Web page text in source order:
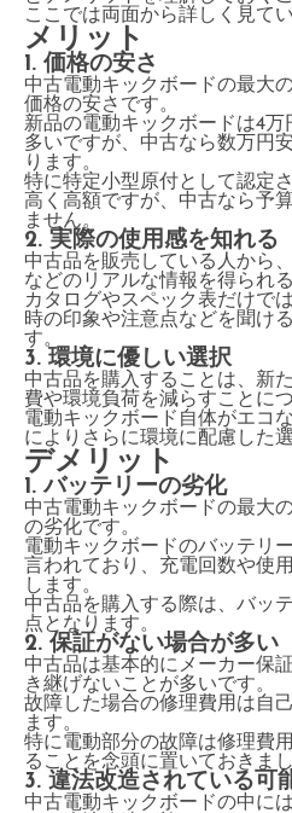
ここでは両面から詳しく見て
メリット
1. 価格の安さ
中古電動キックボードの最大
価格の安さです。
新品の電動キックボードは4万
多いですが、中古なら数万円
ります。
特に特定小型原付として認定
高く高額ですが、中古なら予
ません。
2. 実際の使用感を知れる
中古品を販売している人から
などのリアルな情報を得られ
カタログやスペック表だけで
時の印象や注意点などを聞け
す。
3. 環境に優しい選択
中古品を購入することは、新
費や環境負荷を減らすことに
電動キックボード自体がエコ
によりさらに環境に配慮した
デメリット
1. バッテリーの劣化
中古電動キックボードの最大
の劣化です。
電動キックボードのバッテリ
言われており、充電回数や使
します。
中古品を購入する際は、バッ
点となります。
2. 保証がない場合が多い
中古品は基本的にメーカー保
き継げないことが多いです。
故障した場合の修理費用は自
ます。
特に電動部分の故障は修理費
ることを念頭に置いておきまし
3. 違法改造されている可
中古電動キックボードの中に